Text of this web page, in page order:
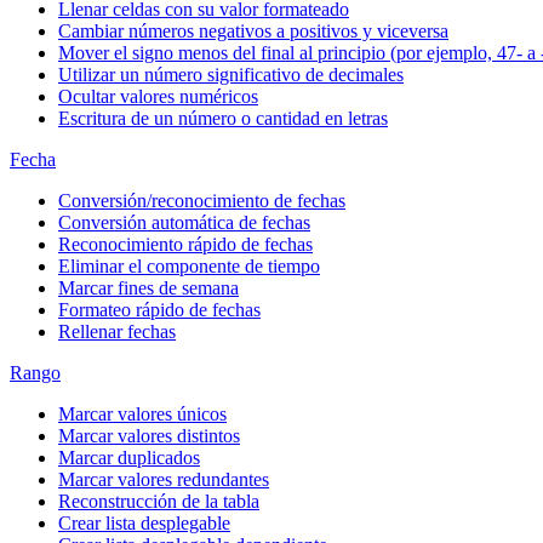
Llenar celdas con su valor formateado
Cambiar números negativos a positivos y viceversa
Mover el signo menos del final al principio (por ejemplo, 47- a
Utilizar un número significativo de decimales
Ocultar valores numéricos
Escritura de un número o cantidad en letras
Fecha
Conversión/reconocimiento de fechas
Conversión automática de fechas
Reconocimiento rápido de fechas
Eliminar el componente de tiempo
Marcar fines de semana
Formateo rápido de fechas
Rellenar fechas
Rango
Marcar valores únicos
Marcar valores distintos
Marcar duplicados
Marcar valores redundantes
Reconstrucción de la tabla
Crear lista desplegable